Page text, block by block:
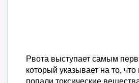
Рвота выступает самым
который указывает на то,